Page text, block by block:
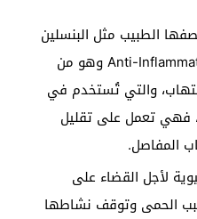
الطبيب مثل البنسلين
أو عقار Anti-Inflammatory medications وهو من
والتي تُستخدم في
فهي تعمل على تقليل
المفاصل.
لأجل القضاء على
الحمى وتوقف نشاطها